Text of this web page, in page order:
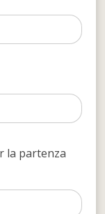
la partenza